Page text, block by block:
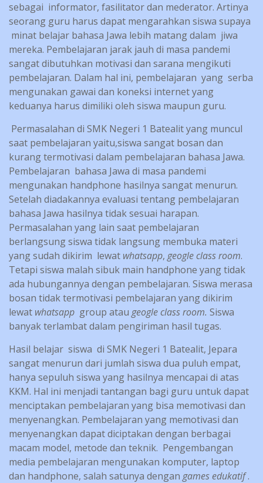
sebagai informator, fasilitator dan mederator. Artinya
seorang guru harus dapat mengarahkan siswa supaya
minat belajar bahasa Jawa lebih matang dalam jiwa
mereka. Pembelajaran jarak jauh di masa pandemi
sangat dibutuhkan motivasi dan sarana mengikuti
pembelajaran. Dalam hal ini, pembelajaran yang serba
mengunakan gawai dan koneksi internet yang
keduanya harus dimiliki oleh siswa maupun guru.
Permasalahan di SMK Negeri 1 Batealit yang muncul
saat pembelajaran yaitu,siswa sangat bosan dan
kurang termotivasi dalam pembelajaran bahasa Jawa.
Pembelajaran bahasa Jawa di masa pandemi
mengunakan handphone hasilnya sangat menurun.
Setelah diadakannya evaluasi tentang pembelajaran
bahasa Jawa hasilnya tidak sesuai harapan.
Permasalahan yang lain saat pembelajaran
berlangsung siswa tidak langsung membuka materi
yang sudah dikirim lewat whatsapp, geogle class room.
Tetapi siswa malah sibuk main handphone yang tidak
ada hubungannya dengan pembelajaran. Siswa merasa
bosan tidak termotivasi pembelajaran yang dikirim
lewat whatsapp group atau geogle class room. Siswa
banyak terlambat dalam pengiriman hasil tugas.
Hasil belajar siswa di SMK Negeri 1 Batealit, Jepara
sangat menurun dari jumlah siswa dua puluh empat,
hanya sepuluh siswa yang hasilnya mencapai di atas
KKM. Hal ini menjadi tantangan bagi guru untuk dapat
menciptakan pembelajaran yang bisa memotivasi dan
menyenangkan. Pembelajaran yang memotivasi dan
menyenangkan dapat diciptakan dengan berbagai
macam model, metode dan teknik. Pengembangan
media pembelajaran mengunakan komputer, laptop
dan handphone, salah satunya dengan games edukatif.